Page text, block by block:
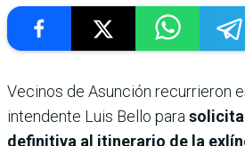
Vecinos de Asunción recurrieron
intendente Luis Bello para
definitiva al itinerario de la